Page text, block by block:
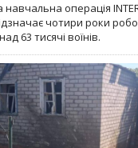
операція
чотири роки
63 тисячі воїнів.